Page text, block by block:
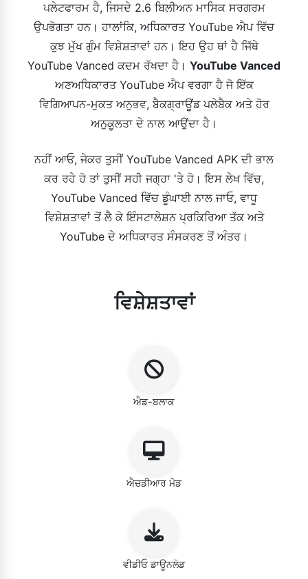
ਪਲੇਟਫਾਰਮ ਹੈ, ਜਿਸਦੇ 2.6 ਬਿਲੀਅਨ ਮਾਸਿਕ ਸਰਗਰਮ
ਉਪਭੋਗਤਾ ਹਨ। ਹਾਲਾਂਕਿ, ਅਧਿਕਾਰਤ YouTube ਐਪ ਵਿੱਚ
ਕੁਝ ਮੁੱਖ ਗੁੰਮ ਵਿਸ਼ੇਸ਼ਤਾਵਾਂ ਹਨ। ਇਹ ਉਹ ਥਾਂ ਹੈ ਜਿੱਥੇ
YouTube Vanced ਕਦਮ ਰੱਖਦਾ ਹੈ। YouTube Vanced
ਅਣਅਧਿਕਾਰਤ YouTube ਐਪ ਵਰਗਾ ਹੈ ਜੋ ਇੱਕ
ਵਿਗਿਆਪਨ-ਮੁਕਤ ਅਨੁਭਵ, ਬੈਕਗ੍ਰਾਊਂਡ ਪਲੇਬੈਕ ਅਤੇ ਹੋਰ
ਅਨੁਕੂਲਤਾ ਦੇ ਨਾਲ ਆਉਂਦਾ ਹੈ।
ਨਹੀਂ ਆਓ, ਜੇਕਰ ਤੁਸੀਂ YouTube Vanced APK ਦੀ ਭਾਲ
ਕਰ ਰਹੇ ਹੋ ਤਾਂ ਤੁਸੀਂ ਸਹੀ ਜਗ੍ਹਾ 'ਤੇ ਹੋ। ਇਸ ਲੇਖ ਵਿੱਚ,
YouTube Vanced ਵਿੱਚ ਡੂੰਘਾਈ ਨਾਲ ਜਾਓ, ਵਾਧੂ
ਵਿਸ਼ੇਸ਼ਤਾਵਾਂ ਤੋਂ ਲੈ ਕੇ ਇੰਸਟਾਲੇਸ਼ਨ ਪ੍ਰਕਿਰਿਆ ਤੱਕ ਅਤੇ
YouTube ਦੇ ਅਧਿਕਾਰਤ ਸੰਸਕਰਣ ਤੋਂ ਅੰਤਰ।
ਵਿਸ਼ੇਸ਼ਤਾਵਾਂ
ਐਡ-ਬਲਾਕ
ਐਚਡੀਆਰ ਮੋਡ
ਵੀਡੀਓ ਡਾਊਨਲੋਡ